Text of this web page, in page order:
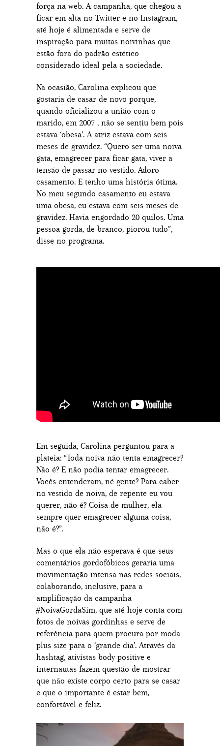
força na web. A campanha, que chegou a
ficar em alta no Twitter e no Instagram,
até hoje é alimentada e serve de
inspiração para muitas noivinhas que
estão fora do padrão estético
considerado ideal pela a sociedade.
Na ocasião, Carolina explicou que
gostaria de casar de novo porque,
quando oficializou a união com o
marido, em 2007 , não se sentiu bem pois
estava ‘obesa’. A atriz estava com seis
meses de gravidez. “Quero ser uma noiva
gata, emagrecer para ficar gata, viver a
tensão de passar no vestido. Adoro
casamento. E tenho uma história ótima.
No meu segundo casamento eu estava
uma obesa, eu estava com seis meses de
gravidez. Havia engordado 20 quilos. Uma
pessoa gorda, de branco, piorou tudo”,
disse no programa.
Em seguida, Carolina perguntou para a
plateia: “Toda noiva não tenta emagrecer?
Não é? E não podia tentar emagrecer.
Vocês entenderam, né gente? Para caber
no vestido de noiva, de repente eu vou
querer, não é? Coisa de mulher, ela
sempre quer emagrecer alguma coisa,
não é?”.
Mas o que ela não esperava é que seus
comentários gordofóbicos geraria uma
movimentação intensa nas redes sociais,
colaborando, inclusive, para a
amplificação da campanha
#NoivaGordaSim, que até hoje conta com
fotos de noivas gordinhas e serve de
referência para quem procura por moda
plus size para o ‘grande dia’. Através da
hashtag, ativistas body positive e
internautas fazem questão de mostrar
que não existe corpo certo para se casar
e que o importante é estar bem,
confortável e feliz.